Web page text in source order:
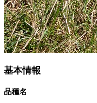
基本情報
品種名